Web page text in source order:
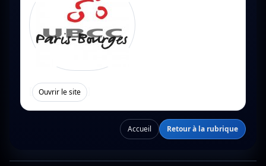
Ouvrir le site
Accueil Retour à la rubrique